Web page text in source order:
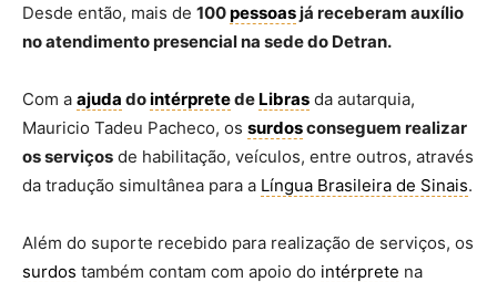
Desde então, mais de 100pessoasjá receberam auxílio
no atendimento presencial na sede do Detran.
Com a ajuda dointérpretede Libras da autarquia,
Mauricio Tadeu Pacheco, os surdosconseguem realizar
os serviços de habilitação, veículos, entre outros, através
da tradução simultânea para a Língua Brasileira de Sinais.
Além do suporte recebido para realização de serviços, os
surdos também contam com apoio do intérprete na